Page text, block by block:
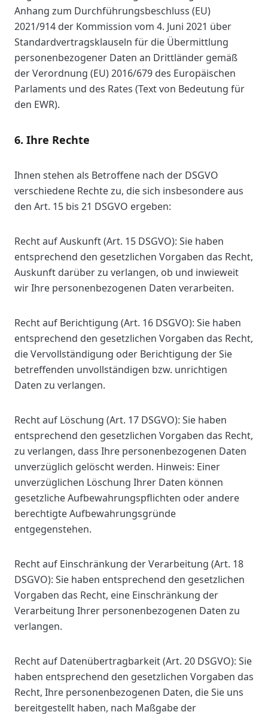
Anhang zum Durchführungsbeschluss (EU)
2021/914 der Kommission vom 4. Juni 2021 über
Standardvertragsklauseln für die Übermittlung
personenbezogener Daten an Drittländer gemäß
der Verordnung (EU) 2016/679 des Europäischen
Parlaments und des Rates (Text von Bedeutung für
den EWR).
6. Ihre Rechte
Ihnen stehen als Betroffene nach der DSGVO
verschiedene Rechte zu, die sich insbesondere aus
den Art. 15 bis 21 DSGVO ergeben:
Recht auf Auskunft (Art. 15 DSGVO): Sie haben
entsprechend den gesetzlichen Vorgaben das Recht,
Auskunft darüber zu verlangen, ob und inwieweit
wir Ihre personenbezogenen Daten verarbeiten.
Recht auf Berichtigung (Art. 16 DSGVO): Sie haben
entsprechend den gesetzlichen Vorgaben das Recht,
die Vervollständigung oder Berichtigung der Sie
betreffenden unvollständigen bzw. unrichtigen
Daten zu verlangen.
Recht auf Löschung (Art. 17 DSGVO): Sie haben
entsprechend den gesetzlichen Vorgaben das Recht,
zu verlangen, dass Ihre personenbezogenen Daten
unverzüglich gelöscht werden. Hinweis: Einer
unverzüglichen Löschung Ihrer Daten können
gesetzliche Aufbewahrungspflichten oder andere
berechtigte Aufbewahrungsgründe
entgegenstehen.
Recht auf Einschränkung der Verarbeitung (Art. 18
DSGVO): Sie haben entsprechend den gesetzlichen
Vorgaben das Recht, eine Einschränkung der
Verarbeitung Ihrer personenbezogenen Daten zu
verlangen.
Recht auf Datenübertragbarkeit (Art. 20 DSGVO): Sie
haben entsprechend den gesetzlichen Vorgaben das
Recht, Ihre personenbezogenen Daten, die Sie uns
bereitgestellt haben, nach Maßgabe der